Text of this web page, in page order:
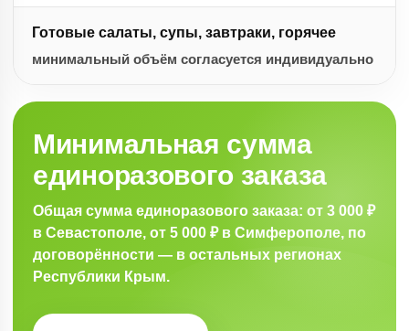
Готовые салаты, супы, завтраки, горячее
минимальный объём согласуется индивидуально
Минимальная сумма
единоразового заказа
Общая сумма единоразового заказа: от 3 000 ₽
в Севастополе, от 5 000 ₽ в Симферополе, по
договорённости — в остальных регионах
Республики Крым.